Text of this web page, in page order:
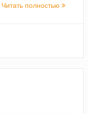
Читать полностью